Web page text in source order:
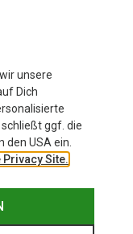
unsere
Dich
ggf. die
den USA ein.
Site.